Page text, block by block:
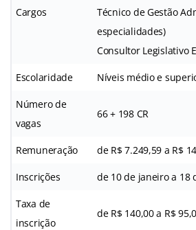
Cargos
Técnico de Gestão
especialidades)
Consultor Legislativo
Escolaridade Níveis médio e
Número de
vagas
66 + 198 CR
Remuneração de R$ 7.249,59 a R$
Inscrições de 10 de janeiro a 18
Taxa de
inscrição
de R$ 140,00 a R$